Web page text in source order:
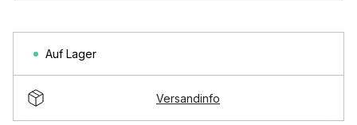
Auf Lager
Versandinfo